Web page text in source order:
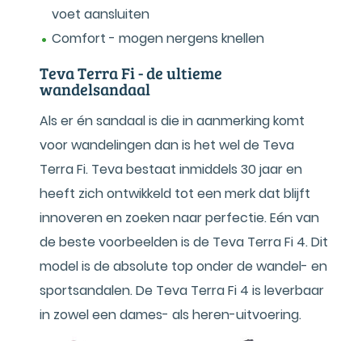
voet aansluiten
Comfort - mogen nergens knellen
Teva Terra Fi - de ultieme
wandelsandaal
Als er én sandaal is die in aanmerking komt
voor wandelingen dan is het wel de Teva
Terra Fi. Teva bestaat inmiddels 30 jaar en
heeft zich ontwikkeld tot een merk dat blijft
innoveren en zoeken naar perfectie. Eén van
de beste voorbeelden is de Teva Terra Fi 4. Dit
model is de absolute top onder de wandel- en
sportsandalen. De Teva Terra Fi 4 is leverbaar
in zowel een dames- als heren-uitvoering.